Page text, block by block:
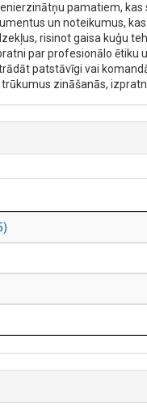
pamatiem,
un noteikumus,
risinot gaisa kuģu
par profesionālo ētiku
patstāvīgi vai
zināšanās,